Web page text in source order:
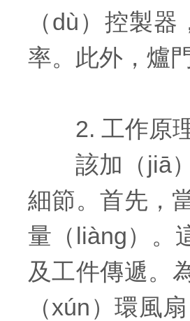
（dù）控製
率。此外，爐
2. 工作原
該加（jiā）
細節。首先，
量（liàng）。
及工件傳遞。
（xún）環風